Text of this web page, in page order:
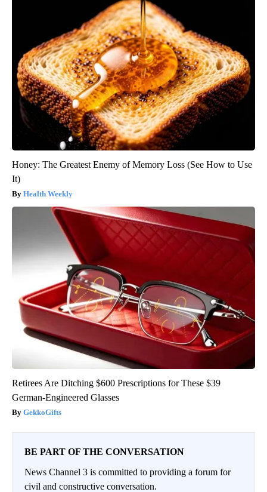
Honey: The Greatest Enemy of Memory Loss (See How to Use
It)
Health Weekly
Retirees Are Ditching $600 Prescriptions for These $39
German-Engineered Glasses
GekkoGifts
BE PART OF THE CONVERSATION
News Channel 3 is committed to providing a forum for
civil and constructive conversation.